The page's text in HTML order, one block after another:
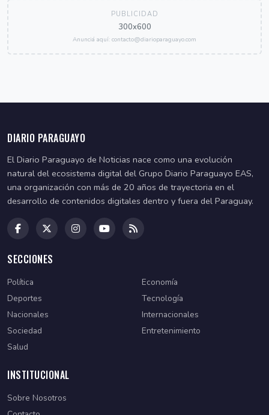
PUBLICIDAD
300x600
Anunciá aquí: contacto@diarioparaguayo.com
DIARIO PARAGUAYO
El Diario Paraguayo de Noticias nace como una evolución
natural del ecosistema digital del Grupo Diario Paraguayo EAS,
una organización con más de 20 años de trayectoria en el
desarrollo de contenidos digitales dentro y fuera del Paraguay.
SECCIONES
Política
Economía
Deportes
Tecnología
Nacionales
Internacionales
Sociedad
Entretenimiento
Salud
INSTITUCIONAL
Sobre Nosotros